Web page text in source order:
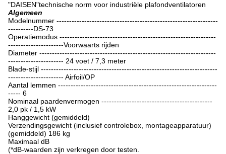
"DAISEN"technische norm voor industriële plafondventilatoren
Algemeen
Modelnummer ----------------------------------------------------------------
----------DS-73
Operatiemodus --------------------------------------------------------------
----------------------Voorwaarts rijden
Diameter ----------------------------------------------------------------------
---------------------- 24 voet / 7,3 meter
Blade-stijl ----------------------------------------------------------------------
---------------------- Airfoil/OP
Aantal lemmen ---------------------------------------------------------------
----- 6
Nominaal paardenvermogen --------------------------------------------
2,0 pk / 1,5 kW
Hanggewicht (gemiddeld)
Verzendingsgewicht (inclusief controlebox, montageapparatuur)
(gemiddeld) 186 kg
Maximaal dB
(*dB-waarden zijn verkregen door testen.